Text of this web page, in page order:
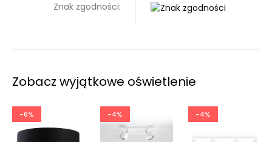
Znak zgodności:
Zobacz wyjątkowe oświetlenie
-6% -4% -4%